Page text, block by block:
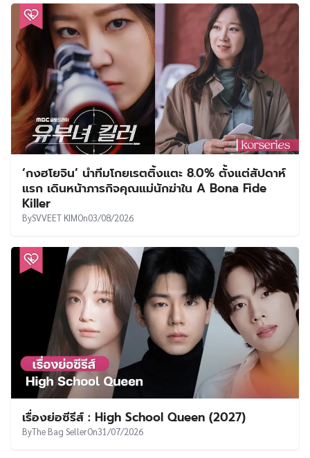
‘กงฮโยจิน’ นำทีมโกยเรตติ้งแตะ 8.0% ตั้งแต่สัปดาห์
แรก เดินหน้าภารกิจคุณแม่นักฆ่าใน A Bona Fide
Killer
BySVVEET KIMOn03/08/2026
เรื่องย่อซีรีส์ : High School Queen (2027)
ByThe Bag SellerOn31/07/2026